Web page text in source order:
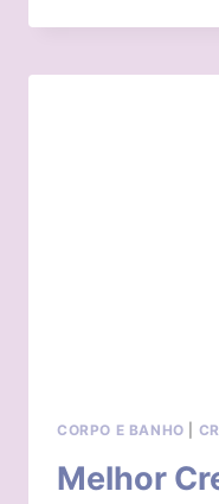
EUDORA
O
CORPO E BANHO
Melhor